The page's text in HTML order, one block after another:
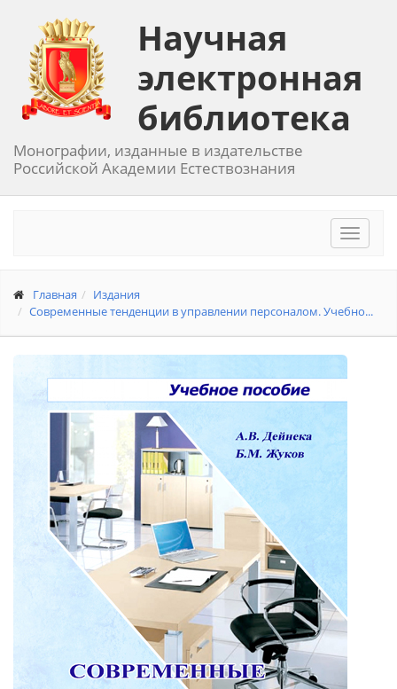
Научная
электронная
библиотека
Монографии, изданные в издательстве
Российской Академии Естествознания
Toggle
Главная
Издания
Современные тенденции в управлении персоналом. Учебно...